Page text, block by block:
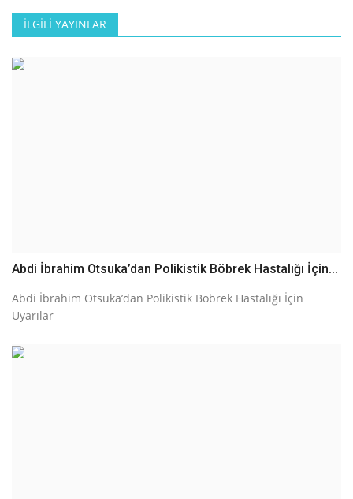
İLGILI YAYINLAR
Abdi İbrahim Otsuka’dan Polikistik Böbrek Hastalığı İçin...
Abdi İbrahim Otsuka’dan Polikistik Böbrek Hastalığı İçin
Uyarılar